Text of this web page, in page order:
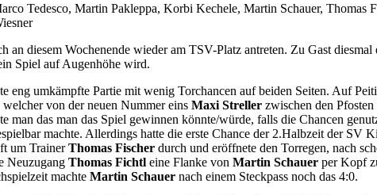
Tedesco, Martin Pakleppa, Korbi Kechele, Martin Schauer, Thomas
an diesem Wochenende wieder am TSV-Platz antreten. Zu Gast
Spiel auf Augenhöhe wird.
eng umkämpfte Partie mit wenig Torchancen auf beiden Seiten. Auf
von der neuen Nummer eins Maxi Streller zwischen den
man das man das Spiel gewinnen könnte/würde, falls die Chancen
machte. Allerdings hatte die erste Chance der 2.Halbzeit der SV
um TrainerThomas Fischer durch und eröffnete den Torregen, nach
Neuzugang Thomas Fichtl eine Flanke von Martin Schauer per Kopf
machte Martin Schauer nach einem Steckpass noch das 4:0.